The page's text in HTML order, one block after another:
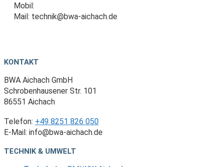
Mobil:
Mail: technik@bwa-aichach.de
KONTAKT
BWA Aichach GmbH
Schrobenhausener Str. 101
86551 Aichach
Telefon: +49 8251 826 050
E-Mail:
ed.hcahcia-awb
@ofni
TECHNIK & UMWELT